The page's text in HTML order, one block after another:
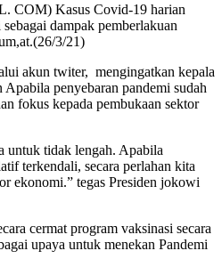
COM) Kasus Covid-19 harian
dampak pemberlakuan
3/21)
akun twiter, mengingatkan kepala
penyebaran pandemi sudah
fokus kepada pembukaan sektor
untuk tidak lengah. Apabila
terkendali, secara perlahan kita
ekonomi.” tegas Presiden jokowi
cermat program vaksinasi secara
upaya untuk menekan Pandemi